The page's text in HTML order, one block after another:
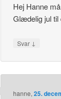
Hej Hanne
Glædelig jul til
Svar ↓
hanne,25.